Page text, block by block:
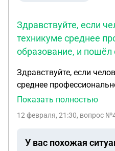
Здравствуйте, если
техникуме среднее
образование, и пошёл
Здравствуйте, если
среднее
отслужил строчку и
отсрочка от
Показать полностью
12 февраля, 21:30, вопрос
У вас похожая